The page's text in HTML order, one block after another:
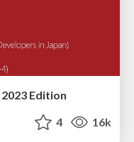
Edition
4 16k